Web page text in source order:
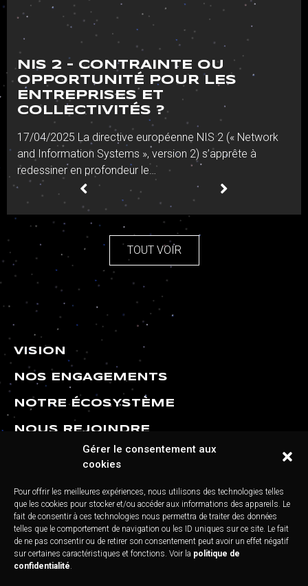
Gérer le consentement aux
cookies
Pour offrir les meilleures expériences, nous utilisons des technologies telles
que les cookies pour stocker et/ou accéder aux informations des appareils. Le
fait de consentir à ces technologies nous permettra de traiter des données
telles que le comportement de navigation ou les ID uniques sur ce site. Le fait
de ne pas consentir ou de retirer son consentement peut avoir un effet négatif
sur certaines caractéristiques et fonctions. Voir la politique de
confidentialité.
NIS 2 - CONTRAINTE OU
OPPORTUNITÉ POUR LES
ENTREPRISES ET
COLLECTIVITÉS ?
17/04/2025 La directive européenne NIS 2 (« Network
and Information Systems », version 2) s’apprête à
redessiner en profondeur le…
TOUT VOIR
VISION
NOS ENGAGEMENTS
NOTRE ÉCOSYSTÈME
NOUS REJOINDRE
CONTACT
contact@hozzway.com
55 avenue René Cassin 69009 Lyon